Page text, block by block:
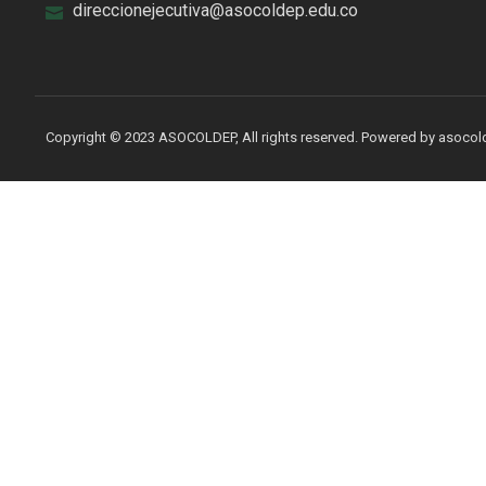
direccionejecutiva@asocoldep.edu.co
Copyright © 2023 ASOCOLDEP, All rights reserved. Powered by